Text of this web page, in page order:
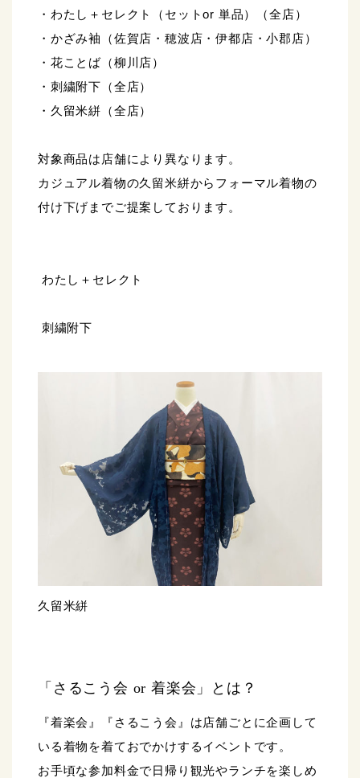
・わたし＋セレクト（セットor 単品）（全店）
・かざみ袖（佐賀店・穂波店・伊都店・小郡店）
・花ことば（柳川店）
・刺繍附下（全店）
・久留米絣（全店）
対象商品は店舗により異なります。
カジュアル着物の久留米絣からフォーマル着物の
付け下げまでご提案しております。
わたし＋セレクト
刺繍附下
久留米絣
「さるこう会 or 着楽会」とは？
『着楽会』『さるこう会』は店舗ごとに企画して
いる着物を着ておでかけするイベントです。
お手頃な参加料金で日帰り観光やランチを楽しめ